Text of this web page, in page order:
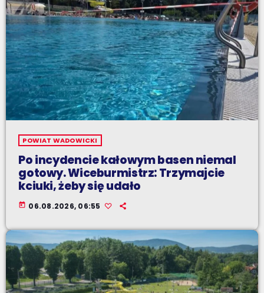
POWIAT WADOWICKI
Po incydencie kałowym basen niemal
gotowy. Wiceburmistrz: Trzymajcie
kciuki, żeby się udało
today 06.08.2026, 06:55